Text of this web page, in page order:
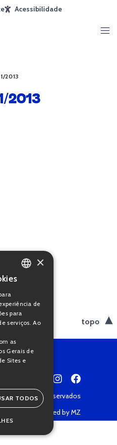
Acessibilidade
2013
2013
topo
os direitos reservados
Powered by MZ
PORTUGUESE
×
de
para
serviços. Ao
as
Gerais de
Sites e
TODOS